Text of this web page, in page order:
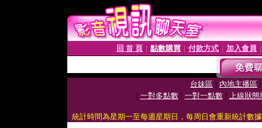
回 首 頁 點數購買 付款方式 加入會員
台妹區 | 內地主播區
| 一對多點數| 一對一點數| 上線狀態
統計時間為星期一至每週星期日，每周日會重新統計數